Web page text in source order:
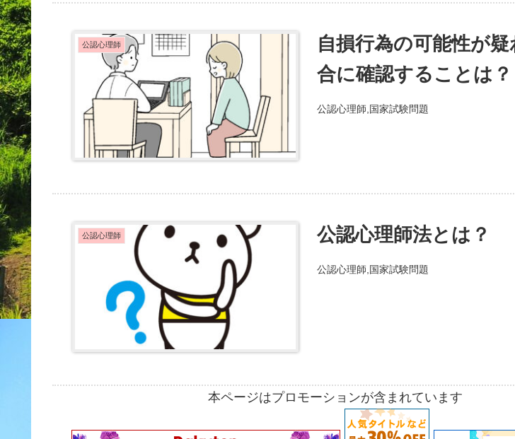
公認心理師
自損行為の可能性が
合に確認することは？
公認心理師,国家試験問題
公認心理師 公認心理師法とは？
公認心理師,国家試験問題
本ページはプロモーションが含まれています